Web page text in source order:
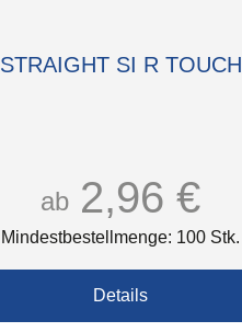
STRAIGHT SI R TOUCH
ab 2,96 €
Mindestbestellmenge: 100 Stk.
Details